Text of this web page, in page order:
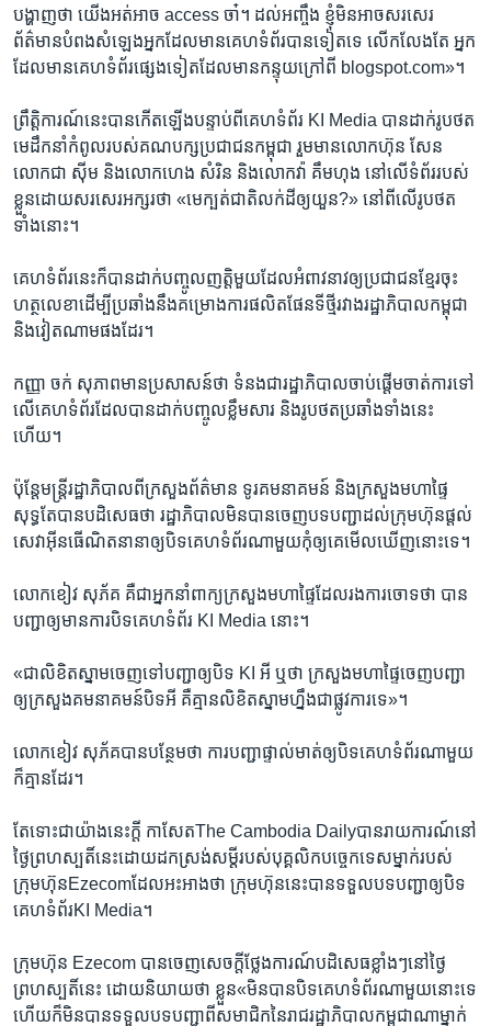
បង្ហាញ​ថា​ ​យើង​អត់​អាច​ access​ ​ចា៎។​ ដល់​អញ្ចឹង ខ្ញុំ​មិន​អាច​សរសេរ​
ព័ត៌មាន​បំពង​សំឡេង​អ្នក​ដែល​មាន​គេហ​ទំព័រ​បាន​ទៀត​ទេ​ ​លើក​លែង​តែ​ អ្នក​
ដែល​មាន​គេហ​ទំព័រ​ផ្សេង​ទៀត​ដែល​មាន​កន្ទុយ​ក្រៅ​ពី blogspot.com»។
ព្រឹត្តិការណ៍​នេះ​បាន​កើត​ឡើង​បន្ទាប់​ពី​គេហ​ទំព័រ​ ​KI Media​ បានដាក់​រូប​ថត​
មេដឹកនាំ​កំពូល​របស់​គណបក្ស​ប្រជាជន​កម្ពុជា​ ​រួម​មាន​លោក​ហ៊ុន សែន​ ​
លោកជា​ ស៊ីម​ និង​លោក​ហេង​ សំរិន​ និង​លោកវ៉ា គឹម​ហុង​ ​នៅ​លើ​ទំព័រ​របស់​
ខ្លួន​ដោយ​សរសេរ​អក្សរ​ថា​ «មេក្បត់​ជាតិ​លក់​ដី​ឲ្យ​យួន?»​ នៅ​ពីលើ​រូបថត​
ទាំង​នោះ។
គេហ​ទំព័រ​នេះ​ក៏​បាន​ដាក់បញ្ចូល​ញត្តិ​មួយ​ដែល​អំពាវ​នាវ​ឲ្យ​ប្រជាជន​ខ្មែរ​ចុះ
ហត្ថលេខា​ដើម្បី​ប្រឆាំង​នឹង​គម្រោងការ​ផលិត​ផែន​ទីថ្មី​រវាងរដ្ឋាភិបាល​កម្ពុជា​
និង​វៀតណាម​ផង​ដែរ។
កញ្ញា​ ចក់ សុភាព​មាន​ប្រសាសន៍​ថា​ ​ទំនង​ជា​រដ្ឋាភិបាល​ចាប់​ផ្តើម​ចាត់​ការ​ទៅ​
លើ​គេហ​ទំព័រ​ដែល​បាន​ដាក់​បញ្ចូល​ខ្លឹម​សារ ​និង​រូប​ថត​ប្រឆាំង​ទាំងនេះ​
ហើយ។
ប៉ុន្តែ​មន្ត្រី​រដ្ឋាភិបាល​ពី​ក្រសួង​ព័ត៌មាន​ ​ទូរគមនាគមន៍​ ​និង​ក្រសួង​មហាផ្ទៃ​ ​
សុទ្ធ​តែ​បាន​បដិសេធ​ថា​ ​រដ្ឋា​ភិបាល​មិន​បាន​ចេញ​បទ​បញ្ជា​ដល់​ក្រុមហ៊ុន​ផ្តល់​
សេវា​អ៊ីនធើណិត​នានា​ឲ្យបិទ​គេហ​ទំព័រ​ណាមួយ​កុំ​ឲ្យ​គេ​មើល​ឃើញ​នោះ​ទេ។
លោក​ខៀវ សុភ័គ​ គឺ​ជា​អ្នក​នាំ​ពាក្យ​ក្រសួង​មហា​ផ្ទៃ​ដែល​រង​ការ​ចោ​ទ​ថា​ ​បាន​
បញ្ជា​ឲ្យ​មាន​ការ​បិទ​គេហ​ទំព័រ ​KI Media ​នោះ។
«ជា​លិខិត​ស្នាម​ចេញ​ទៅ​បញ្ជា​ឲ្យ​បិទ​ KI អី​ ​ឬ​ថា​ ​ក្រសួង​មហា​ផ្ទៃ​ចេញ​បញ្ជា​
ឲ្យ​ក្រសួង​គមនាគមន៍​បិទ​អី ​គឺ​គ្មាន​លិខិត​ស្នាម​ហ្នឹង​ជា​ផ្លូវ​ការ​ទេ»។
លោកខៀវ សុភ័គ​បាន​បន្ថែម​ថា​ ​ការ​បញ្ជា​ផ្ទាល់មាត់ឲ្យ​បិទ​គេហ​ទំព័រ​ណា​មួយ​
ក៏​គ្មា​ន​ដែរ។
តែ​ទោះ​ជា​យ៉ាង​នេះ​ក្តី​ ​កាសែត​The Cambodia Daily​បាន​រាយ​ការណ៍​នៅ
ថ្ងៃ​ព្រហស្បតិ៍​នេះ​ដោយ​ដក​ស្រង់​សម្តី​របស់​បុគ្គលិក​បច្ចេកទេស​ម្នាក់​របស់​
ក្រុមហ៊ុន​Ezecom​ដែល​អះអាង​ថា​ ​ក្រុមហ៊ុន​នេះ​បាន​ទទួល​បទ​បញ្ជា​ឲ្យ​បិទ​
គេហទំព័រ​KI Media។
ក្រុមហ៊ុន​ Ezecom ​បាន​ចេញ​សេ​ចក្តី​ថ្លែង​ការណ៍​បដិសេធខ្លាំងៗ​នៅ​ថ្ងៃ​
ព្រហស្បតិ៍​នេះ​ ​ដោយ​និយាយថា​ ​ខ្លួន«​មិន​បាន​បិទ​គេហទំព័រ​ណាមួយ​នោះ​ទេ​
​ហើយ​ក៏​មិន​បានទទួល​បទ​បញ្ជា​ពី​សមាជិក​នៃ​រាជ​រដ្ឋា​ភិបាល​កម្ពុជា​ណា​ម្នាក់​